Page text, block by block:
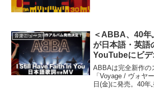
音楽ニュース
＜ABBA、40年
が日本語・英語
YouTubeにビデ
ABBAは完全新作の
「Voyage / ヴォヤ
日(金)に発売。40年